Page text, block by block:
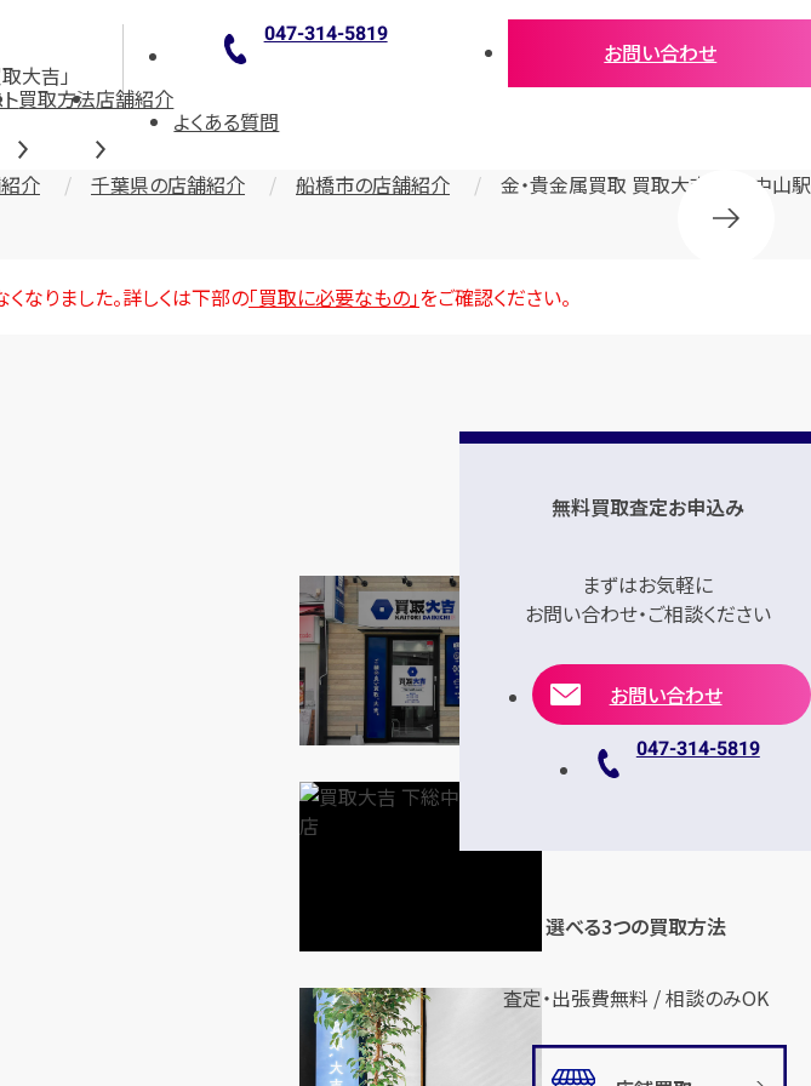
大吉」
047-314-5819
お問い合わせ
買取方法店舗紹介
よくある質問
介 千葉県の店舗紹介 船橋市の店舗紹介
金・貴金属買取 買取大吉 下総中山駅
なりました。詳しくは下部の「買取に必要なもの」をご確認ください。
無料買取査定お申込み
まずはお気軽に
お問い合わせ・ご相談ください
お問い合わせ
047-314-5819
選べる3つの買取方法
査定・出張費無料 / 相談のみOK